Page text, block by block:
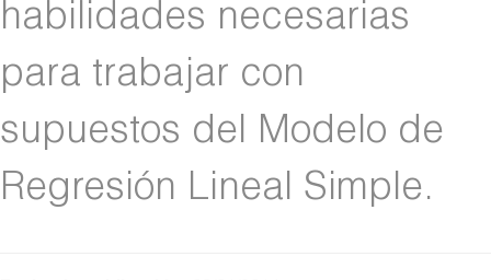
habilidades necesarias
para trabajar con
supuestos del Modelo de
Regresión Lineal Simple.